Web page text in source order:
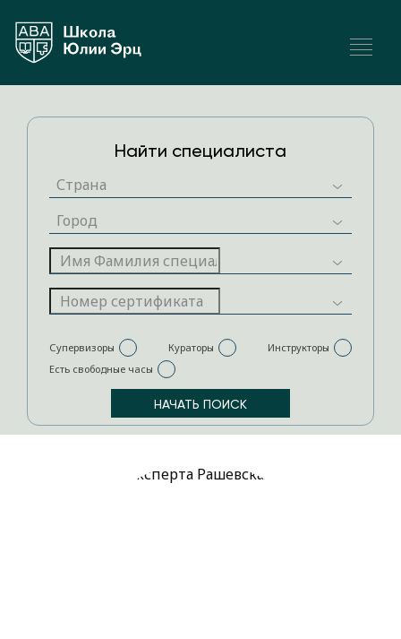
Найти специалиста
Супервизоры Кураторы
Инструкторы
Есть свободные часы